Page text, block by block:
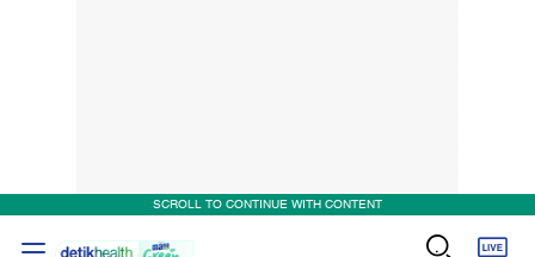
SCROLL TO CONTINUE WITH CONTENT